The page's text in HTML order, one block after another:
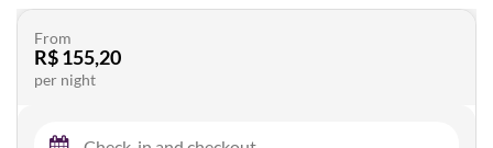
From
R$ 155,20
per night